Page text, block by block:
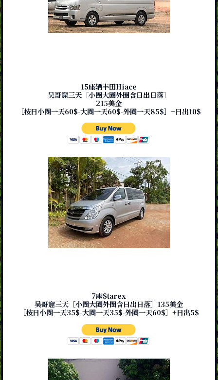
15座辆丰田Hiace
吴哥窟三天［小圈大圈外圈含日出日落］
215美金
［按日小圈一天60$-大圈一天60$-外圈一天85$］+日出10$
7座Starex
吴哥窟三天［小圈大圈外圈含日出日落］135美金
［按日小圈一天35$-大圈一天35$-外圈一天60$］+日出5$